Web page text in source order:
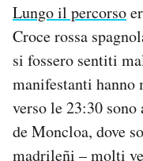
Lungo il percorso
Croce rossa
si fossero sentiti
manifestanti
verso le 23:30
de Moncloa, dove
madrileñi – molti